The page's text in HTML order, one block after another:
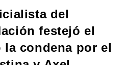
del
festejó el
condena por el